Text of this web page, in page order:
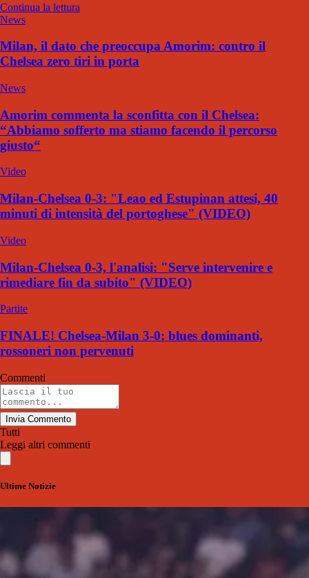
Continua la lettura
News
Milan, il dato che preoccupa Amorim: contro il
Chelsea zero tiri in porta
News
Amorim commenta la sconfitta con il Chelsea:
“Abbiamo sofferto ma stiamo facendo il percorso
giusto“
Video
Milan-Chelsea 0-3: "Leao ed Estupinan attesi, 40
minuti di intensità del portoghese" (VIDEO)
Video
Milan-Chelsea 0-3, l'analisi: "Serve intervenire e
rimediare fin da subito" (VIDEO)
Partite
FINALE! Chelsea-Milan 3-0: blues dominanti,
rossoneri non pervenuti
Commenti
Invia Commento
Tutti
Leggi altri commenti
Ultime Notizie